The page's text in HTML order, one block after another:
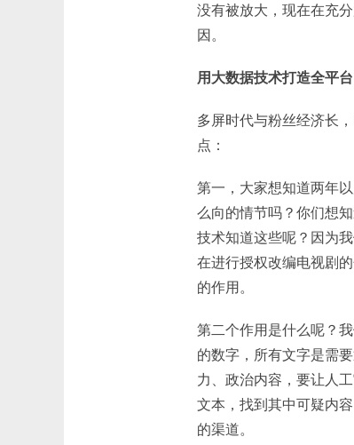
没有被放大，现在在充
因。
用大数据技术打造全平
多屏时代与粉丝经济长
点：
第一，大家想知道两年
么向的情节吗？你们想
技术知道这些呢？因为
在进行授权改编电视剧
的作用。
第二个作用是什么呢？
的数字，所有文字是需
力、政治内容，要让人
文本，找到其中可疑内
的渠道。